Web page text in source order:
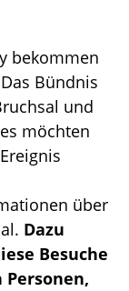
bekommen
Bündnis
und
möchten
über
Dazu
Besuche